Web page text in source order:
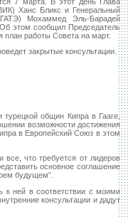
Ханс Бликс и Генеральный
Мохаммед Эль-Барадей
этом сообщил Председатель
план работы Совета на март.
закрытые консультации.
общин Кипра в Гааге,
возможности достижения
в Европейский Союз в этом
все, что требуется от лидеров
основное соглашение
будущем”.
к ней в соответствии с моими
консультации и дадут